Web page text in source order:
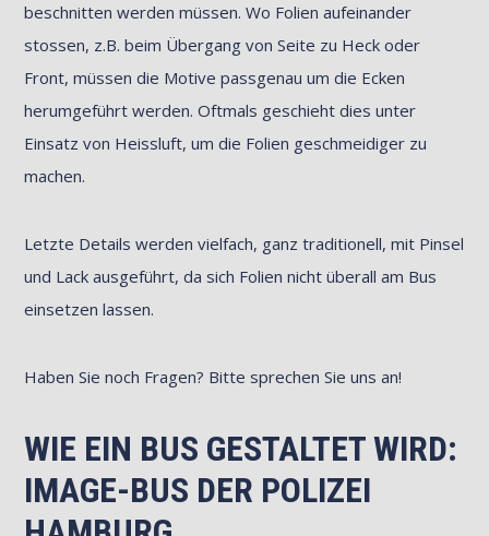
beschnitten werden müssen. Wo Folien aufeinander
stossen, z.B. beim Übergang von Seite zu Heck oder
Front, müssen die Motive passgenau um die Ecken
herumgeführt werden. Oftmals geschieht dies unter
Einsatz von Heissluft, um die Folien geschmeidiger zu
machen.
Letzte Details werden vielfach, ganz traditionell, mit Pinsel
und Lack ausgeführt, da sich Folien nicht überall am Bus
einsetzen lassen.
Haben Sie noch Fragen? Bitte sprechen Sie uns an!
WIE EIN BUS GESTALTET WIRD:
IMAGE-BUS DER POLIZEI